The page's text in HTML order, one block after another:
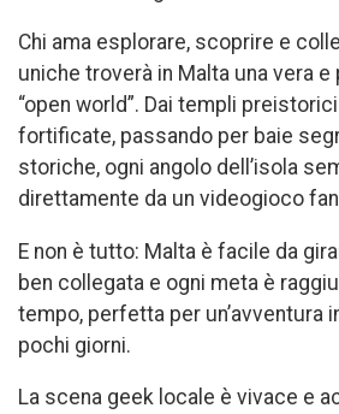
Chi ama esplorare, scoprire e
uniche troverà in Malta una vera e
“open world”. Dai templi
fortificate, passando per baie
storiche, ogni angolo dell’isola
direttamente da un videogioco
E non è tutto: Malta è facile da
ben collegata e ogni meta è
tempo, perfetta per un’avventura
pochi giorni.
La scena geek locale è vivace e